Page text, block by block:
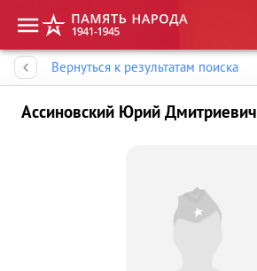
Вернуться к результатам поиска
Ассиновский Юрий Дмитриевич
Память народа